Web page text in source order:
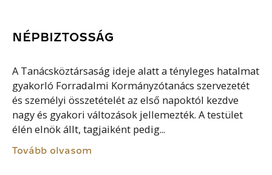
NÉPBIZTOSSÁG
A Tanácsköztársaság ideje alatt a tényleges hatalmat
gyakorló Forradalmi Kormányzótanács szervezetét
és személyi összetételét az első napoktól kezdve
nagy és gyakori változások jellemezték. A testület
élén elnök állt, tagjaiként pedig...
Tovább olvasom